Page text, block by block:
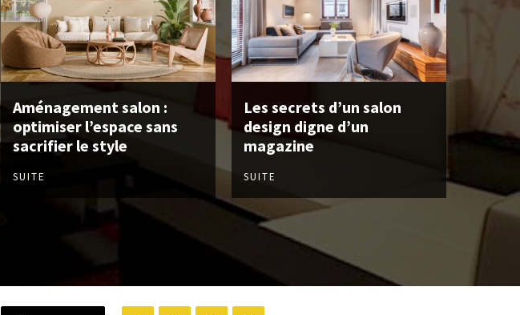
Aménagement salon :
optimiser l’espace sans
sacrifier le style
SUITE
Les secrets d’un salon
design digne d’un
magazine
SUITE